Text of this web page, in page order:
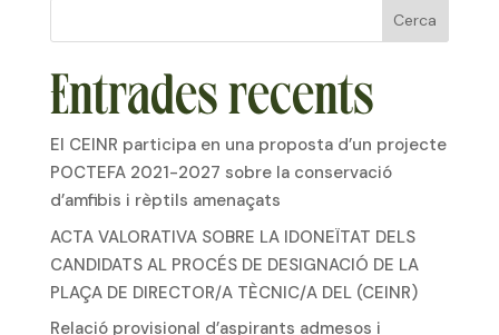
Cerca
Entrades recents
El CEINR participa en una proposta d’un projecte
POCTEFA 2021-2027 sobre la conservació
d’amfibis i rèptils amenaçats
ACTA VALORATIVA SOBRE LA IDONEÏTAT DELS
CANDIDATS AL PROCÉS DE DESIGNACIÓ DE LA
PLAÇA DE DIRECTOR/A TÈCNIC/A DEL (CEINR)
Relació provisional d’aspirants admesos i